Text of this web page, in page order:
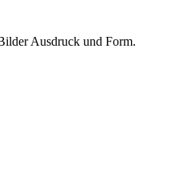
Ausdruck und Form.